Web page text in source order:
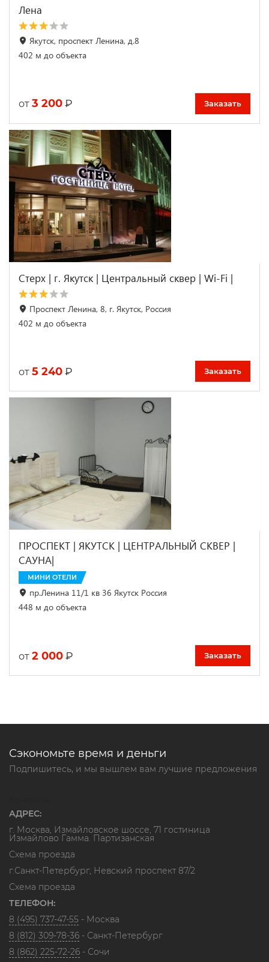
Лена
Якутск, проспект Ленина, д.8
402 м до объекта
от 3 200 ₽ Заказать
Стерх | г. Якутск | Центральный сквер | Wi-Fi |
Проспект Ленина, 8, г. Якутск, Россия
402 м до объекта
от 5 240 ₽ Заказать
ПРОСПЕКТ | ЯКУТСК | ЦЕНТРАЛЬНЫЙ СКВЕР |
САУНА|
МИНИ ОТЕЛИ
пр.Ленина 11/1 кв 36 Якутск Россия
448 м до объекта
от 2 000 ₽ Заказать
Сэкономьте время и деньги
Подпишитесь, и мы вышлем вам лучшие предложения
АДРЕС:
г. Москва, Измайловское шоссе, 71 гостиница
Измайлово Гамма. Партизанская
Схема проезда
г.Санкт-Петербург, Невский проспект 87/2
Схема проезда
ТЕЛЕФОН:
8 (495) 737-47-55 - Москва
8 (812) 309-78-36 - Санкт-Петербург
8 (862) 225-72-26 - Сочи